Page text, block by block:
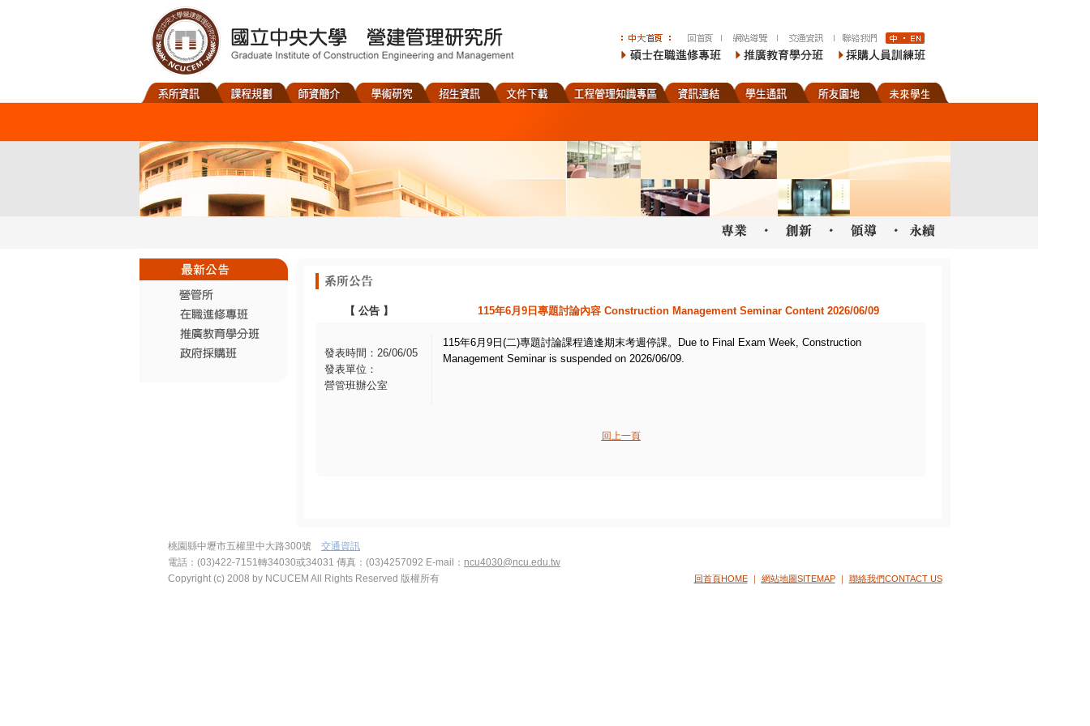
【 公告 】 115年6月9日專題討論內容 Construction Management Seminar Content 2026/06/09
發表時間：26/06/05
發表單位：
營管班辦公室
115年6月9日(二)專題討論課程適逢期末考週停課。Due to Final Exam Week, Construction
Management Seminar is suspended on 2026/06/09.
回上一頁
桃園縣中壢市五權里中大路300號 交通資訊
電話：(03)422-7151轉34030或34031 傳真：(03)4257092 E-mail： ncu4030@ncu.edu.tw
Copyright (c) 2008 by NCUCEM All Rights Reserved 版權所有
回首頁HOME｜ 網站地圖SITEMAP｜ 聯絡我們CONTACT US